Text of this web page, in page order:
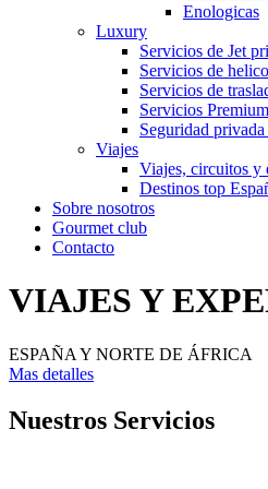
Enologicas
Luxury
Servicios de Jet
Servicios de
Servicios de
Servicios Premium
Seguridad
Viajes
Viajes, circuitos y
Destinos top
Sobre nosotros
Gourmet club
Contacto
VIAJES Y
ESPAÑA Y NORTE DE ÁFRICA
Mas detalles
Nuestros Servicios